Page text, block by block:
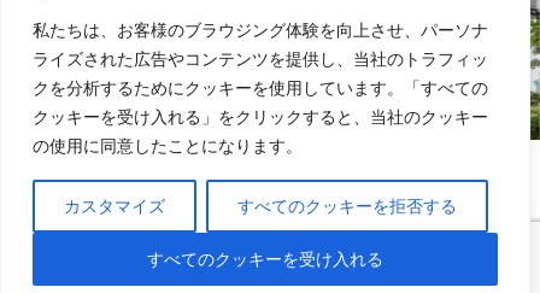
私たちは、お客様のブラウジング体験を向上させ、パーソナ
ライズされた広告やコンテンツを提供し、当社のトラフィッ
クを分析するためにクッキーを使用しています。「すべての
クッキーを受け入れる」をクリックすると、当社のクッキー
の使用に同意したことになります。
カスタマイズ すべてのクッキーを拒否する
すべてのクッキーを受け入れる
実績 採用
情報セキュリティ基本方針 プライバシーポリシー サイトマップ
お問い合わせ よくあるご質問
©︎ 2025 KBR・ Kobayashiroumu Corporation